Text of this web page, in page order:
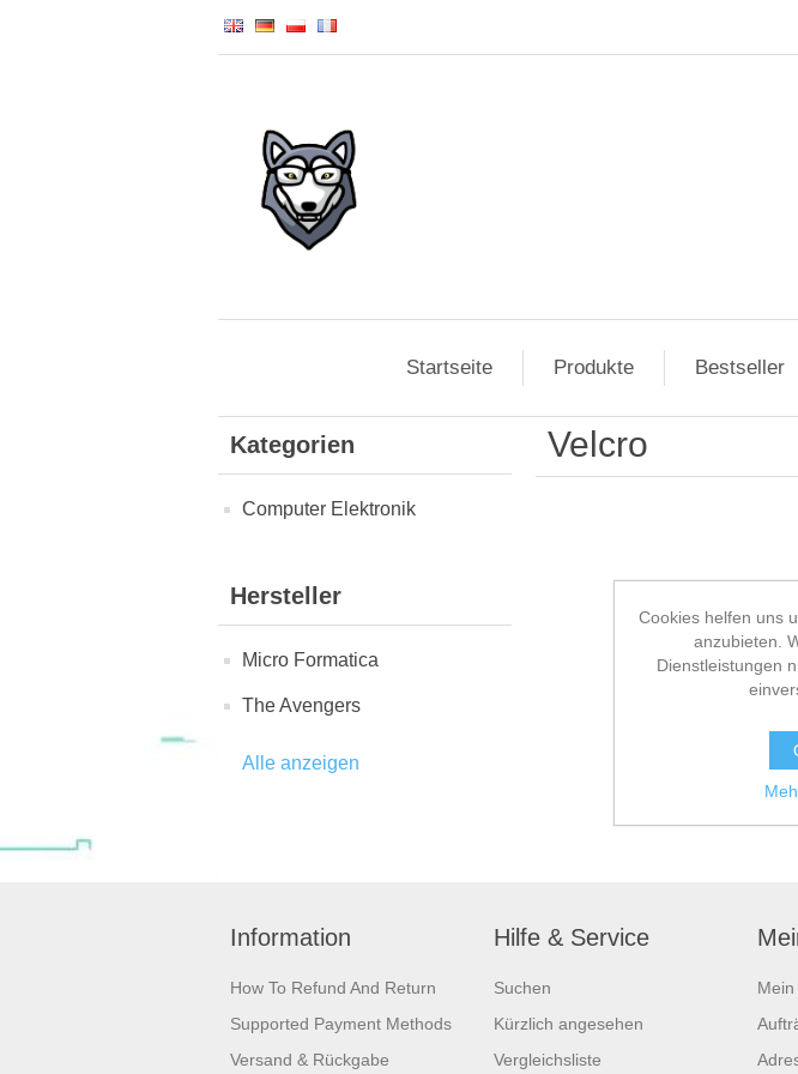
Startseite Produkte Bestseller
Kategorien
Computer Elektronik
Hersteller
Micro Formatica
The Avengers
Alle anzeigen
Velcro
Information
How To Refund And Return
Supported Payment Methods
Versand & Rückgabe
Hilfe & Service
Suchen
Kürzlich angesehen
Vergleichsliste
Mein
Cookies helfen uns
anzubieten.
Dienstleistungen